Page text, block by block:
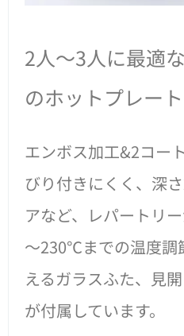
2人～3人に最適
のホットプレート
エンボス加工&2コー
びり付きにくく、深
アなど、レパートリ
～230℃までの温度調
えるガラスふた、見
が付属しています。